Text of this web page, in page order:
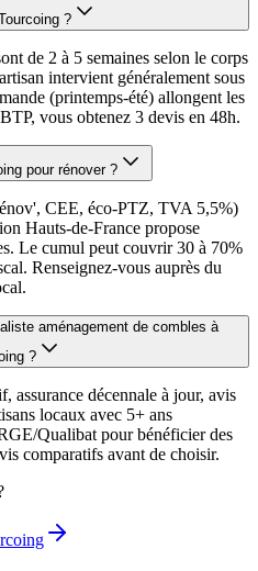
?
de 2 à 5 semaines selon le corps
intervient généralement sous
(printemps-été) allongent les
vous obtenez 3 devis en 48h.
pour rénover ?
CEE, éco-PTZ, TVA 5,5%)
Hauts-de-France propose
Le cumul peut couvrir 30 à 70%
Renseignez-vous auprès du
aménagement de combles à
?
décennale à jour, avis
locaux avec 5+ ans
Qualibat pour bénéficier des
comparatifs avant de choisir.